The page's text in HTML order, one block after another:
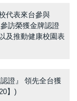
代表來台參與
訪榮獲金牌認證
及推動健康校園表
證』 領先全台獲
】)